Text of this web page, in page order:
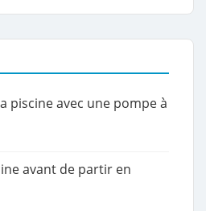
piscine avec une pompe à
avant de partir en